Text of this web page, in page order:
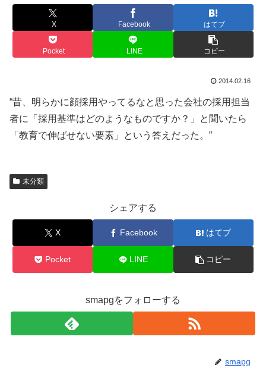
X Facebook はてブ
Pocket LINE コピー
2014.02.16
“昔、明らかに顔採用やってるなと思った会社の採用担当
者に「採用基準はどのようなものですか？」と聞いたら
「教育で伸ばせない要素」という答えだった。”
未分類
シェアする
X Facebook はてブ
Pocket LINE コピー
smapgをフォローする
smapg